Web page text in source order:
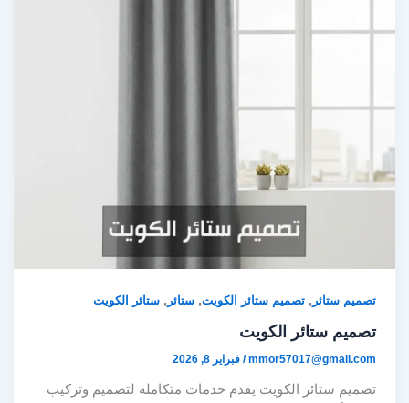
تصميم ستائر,تصميم ستائر الكويت,ستائر,ستائر الكويت
تصميم ستائر الكويت
mmor57017@gmail.com
/فبراير 8, 2026
تصميم ستائر الكويت يقدم خدمات متكاملة لتصميم وتركيب